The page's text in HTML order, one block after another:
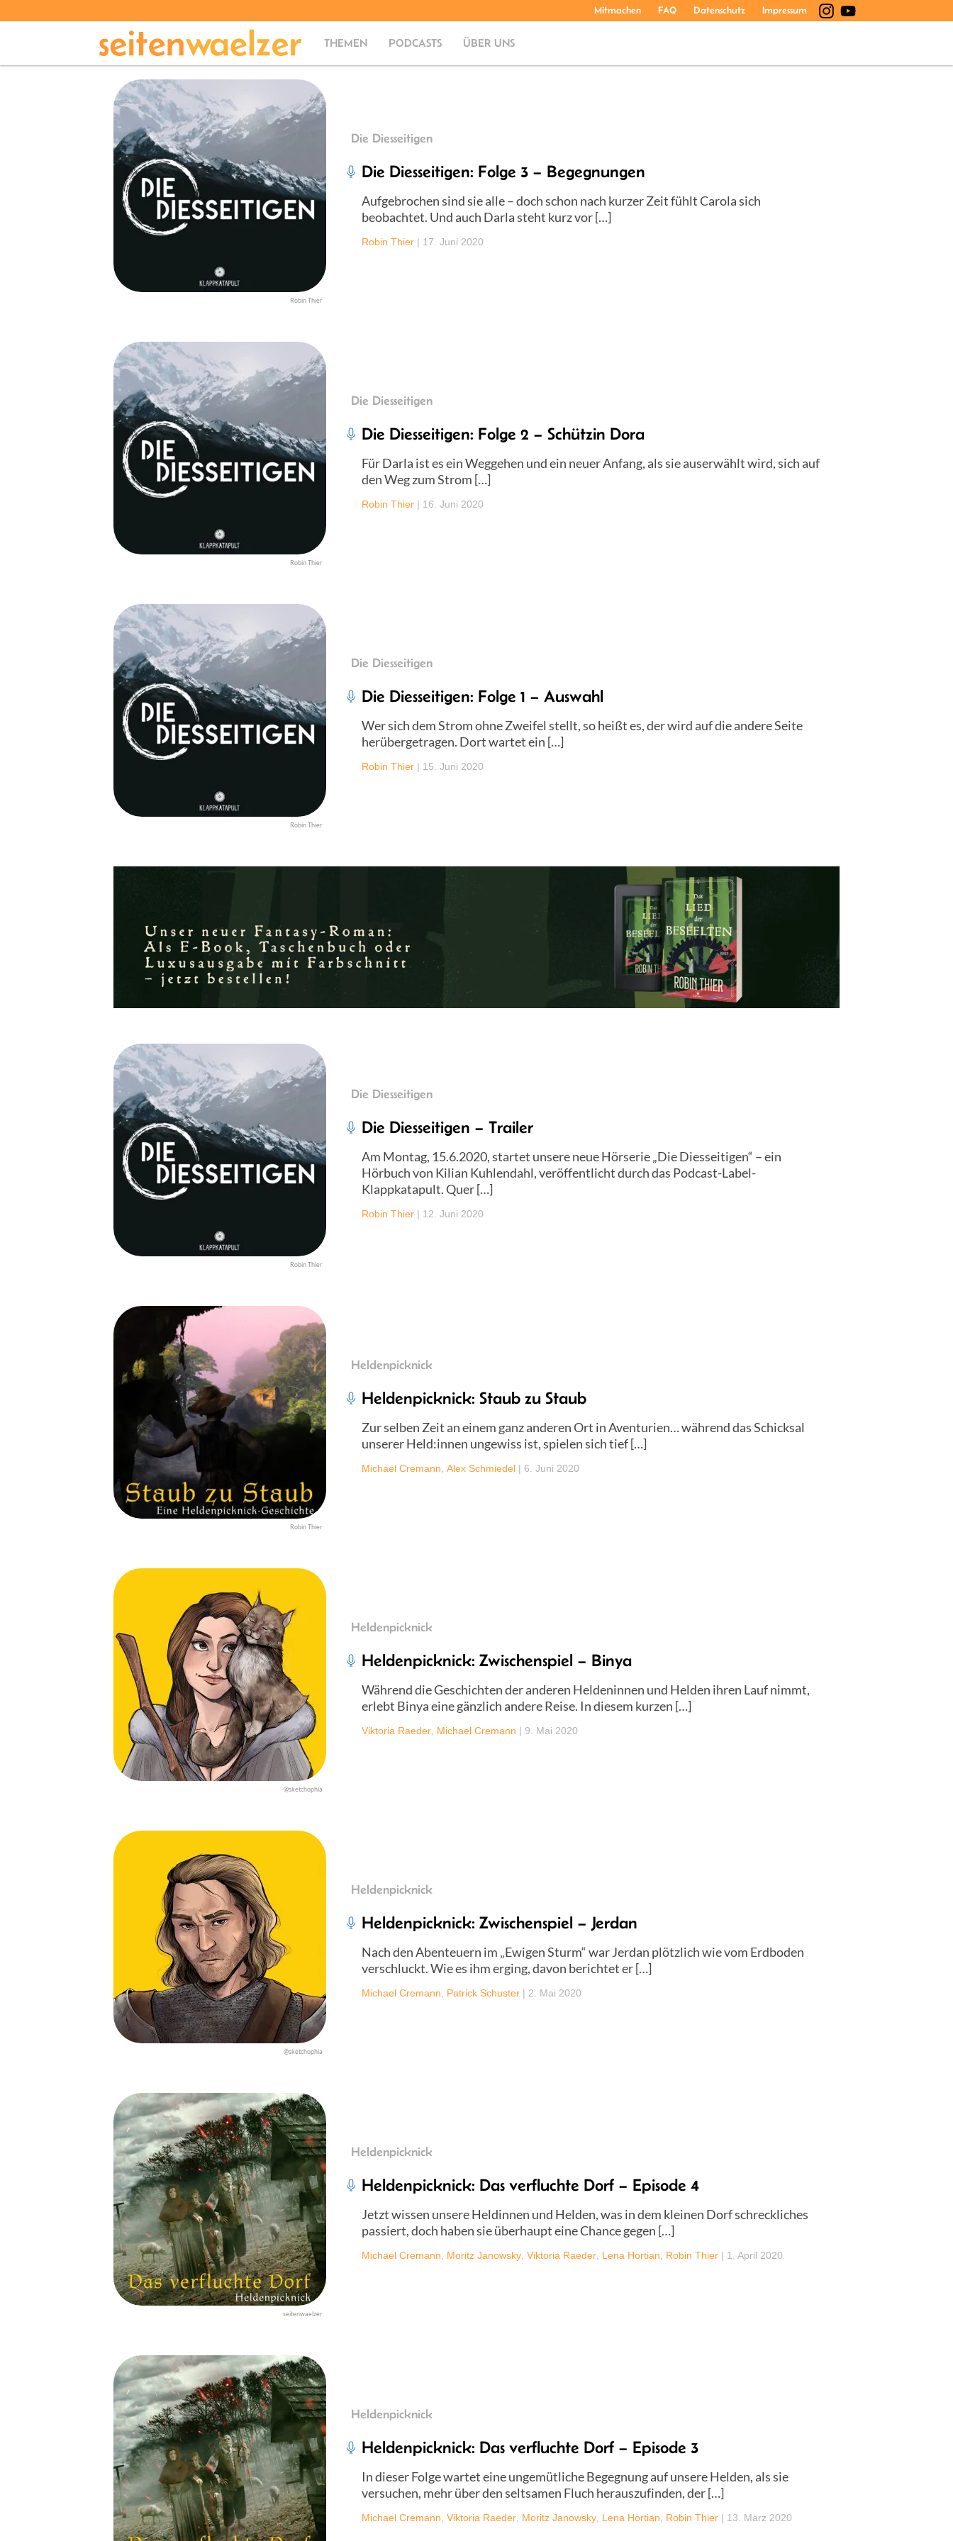
Mitmachen FAQ Datenschutz Impressum
THEMEN PODCASTS ÜBER UNS
Robin Thier
Die Diesseitigen
Die Diesseitigen: Folge 3 – Begegnungen
Aufgebrochen sind sie alle – doch schon nach kurzer Zeit fühlt Carola sich
beobachtet. Und auch Darla steht kurz vor […]
Robin Thier | 17. Juni 2020
Robin Thier
Die Diesseitigen
Die Diesseitigen: Folge 2 – Schützin Dora
Für Darla ist es ein Weggehen und ein neuer Anfang, als sie auserwählt wird, sich auf
den Weg zum Strom […]
Robin Thier | 16. Juni 2020
Robin Thier
Die Diesseitigen
Die Diesseitigen: Folge 1 – Auswahl
Wer sich dem Strom ohne Zweifel stellt, so heißt es, der wird auf die andere Seite
herübergetragen. Dort wartet ein […]
Robin Thier | 15. Juni 2020
Robin Thier
Die Diesseitigen
Die Diesseitigen – Trailer
Am Montag, 15.6.2020, startet unsere neue Hörserie „Die Diesseitigen“ – ein
Hörbuch von Kilian Kuhlendahl, veröffentlicht durch das Podcast-Label-
Klappkatapult. Quer […]
Robin Thier | 12. Juni 2020
Robin Thier
Heldenpicknick
Heldenpicknick: Staub zu Staub
Zur selben Zeit an einem ganz anderen Ort in Aventurien… während das Schicksal
unserer Held:innen ungewiss ist, spielen sich tief […]
Michael Cremann Alex Schmiedel | 6. Juni 2020
@sketchophia
Heldenpicknick
Heldenpicknick: Zwischenspiel – Binya
Während die Geschichten der anderen Heldeninnen und Helden ihren Lauf nimmt,
erlebt Binya eine gänzlich andere Reise. In diesem kurzen […]
Viktoria Raeder Michael Cremann | 9. Mai 2020
@sketchophia
Heldenpicknick
Heldenpicknick: Zwischenspiel – Jerdan
Nach den Abenteuern im „Ewigen Sturm“ war Jerdan plötzlich wie vom Erdboden
verschluckt. Wie es ihm erging, davon berichtet er […]
Michael Cremann Patrick Schuster | 2. Mai 2020
seitenwaelzer
Heldenpicknick
Heldenpicknick: Das verfluchte Dorf – Episode 4
Jetzt wissen unsere Heldinnen und Helden, was in dem kleinen Dorf schreckliches
passiert, doch haben sie überhaupt eine Chance gegen […]
Michael Cremann Moritz Janowsky Viktoria Raeder Lena Hortian Robin Thier | 1. April 2020
Heldenpicknick
Heldenpicknick: Das verfluchte Dorf – Episode 3
In dieser Folge wartet eine ungemütliche Begegnung auf unsere Helden, als sie
versuchen, mehr über den seltsamen Fluch herauszufinden, der […]
Michael Cremann Viktoria Raeder Moritz Janowsky Lena Hortian Robin Thier | 13. März 2020